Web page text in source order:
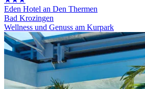
Eden Hotel an Den Thermen
Bad Krozingen
Wellness und Genuss am Kurpark